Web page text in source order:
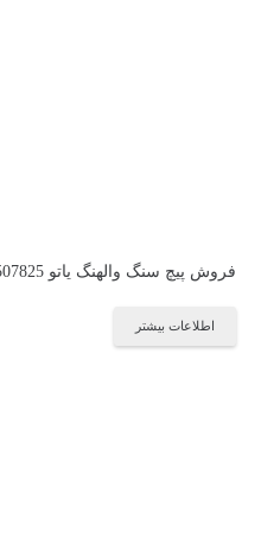
فروش پیچ سنگ والهنگ یاتو 09121507825
اطلاعات بیشتر